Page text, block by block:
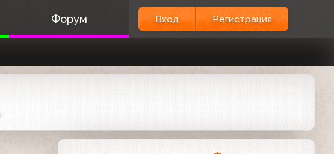
Форум Вход Регистрация